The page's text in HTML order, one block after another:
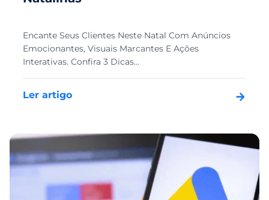
Encante Seus Clientes Neste Natal Com Anúncios
Emocionantes, Visuais Marcantes E Ações
Interativas. Confira 3 Dicas...
Ler artigo